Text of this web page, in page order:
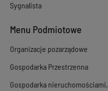
Sygnalista
Menu Podmiotowe
Organizacje pozarządowe
Gospodarka Przestrzenna
Gospodarka nieruchomościami,